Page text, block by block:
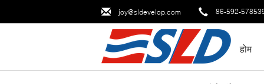
joy@sldevelop.com 86-592-
होम